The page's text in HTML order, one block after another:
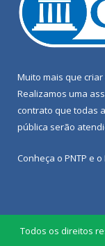
Muito mais que criar
Realizamos uma
contrato que todas
pública serão
Conheça o PNTP e o
Todos os direitos